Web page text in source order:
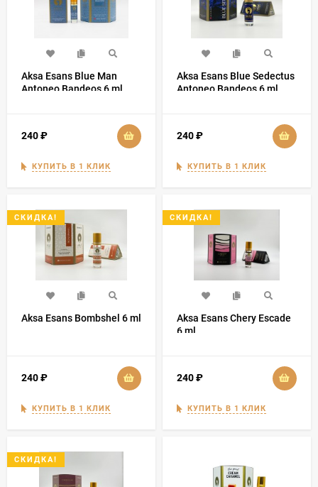
Aksa Esans Blue Man
Antoneo Bandeos 6 ml
240₽
КУПИТЬ В 1 КЛИК
Aksa Esans Blue Sedectus
Antoneo Bandeos 6 ml
240₽
КУПИТЬ В 1 КЛИК
СКИДКА!
Aksa Esans Bombshel 6 ml
240₽
КУПИТЬ В 1 КЛИК
СКИДКА!
Aksa Esans Chery Escade
6 ml
240₽
КУПИТЬ В 1 КЛИК
СКИДКА!